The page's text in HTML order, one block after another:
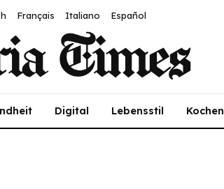
Français Italiano Español
Digital Lebensstil Kochen